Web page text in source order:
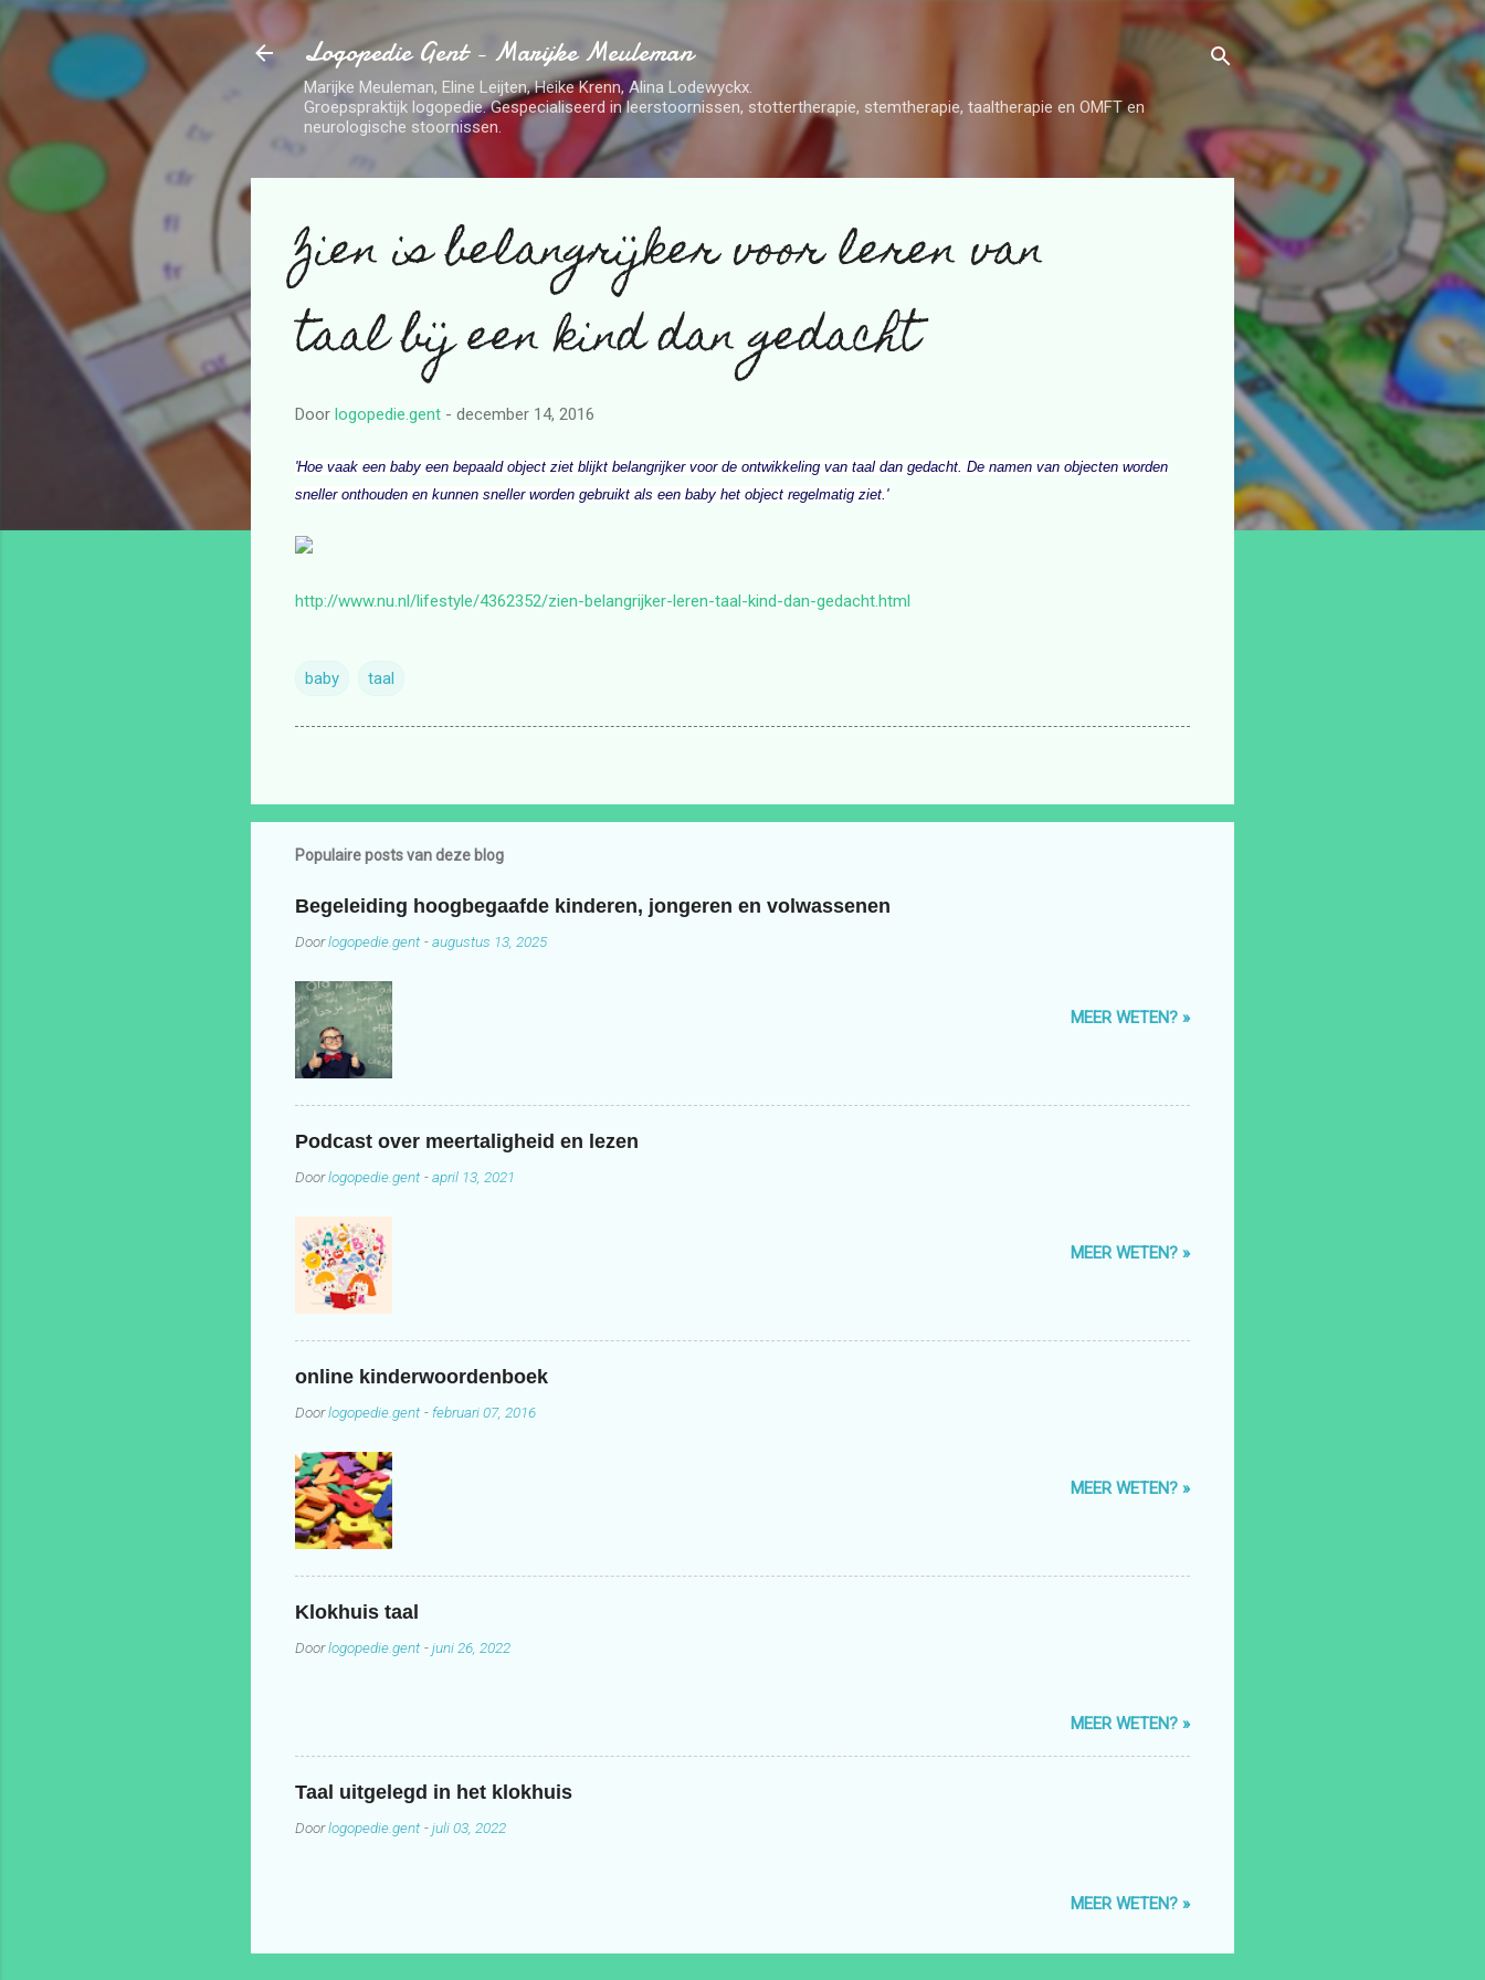
Logopedie Gent - Marijke Meuleman
Marijke Meuleman, Eline Leijten, Heike Krenn, Alina Lodewyckx.
Groepspraktijk logopedie. Gespecialiseerd in leerstoornissen, stottertherapie, stemtherapie, taaltherapie en OMFT en
neurologische stoornissen.
Zien is belangrijker voor leren van
taal bij een kind dan gedacht
Door logopedie.gent - december 14, 2016
'Hoe vaak een baby een bepaald object ziet blijkt belangrijker voor de ontwikkeling van taal dan gedacht. De namen van objecten worden
sneller onthouden en kunnen sneller worden gebruikt als een baby het object regelmatig ziet.'
http://www.nu.nl/lifestyle/4362352/zien-belangrijker-leren-taal-kind-dan-gedacht.html
baby taal
Populaire posts van deze blog
Begeleiding hoogbegaafde kinderen, jongeren en volwassenen
Doorlogopedie.gent -augustus 13, 2025
MEER WETEN? »
Podcast over meertaligheid en lezen
Doorlogopedie.gent -april 13, 2021
MEER WETEN? »
online kinderwoordenboek
Doorlogopedie.gent - februari 07, 2016
MEER WETEN? »
Klokhuis taal
Doorlogopedie.gent -juni 26, 2022
MEER WETEN? »
Taal uitgelegd in het klokhuis
Doorlogopedie.gent -juli 03, 2022
MEER WETEN? »